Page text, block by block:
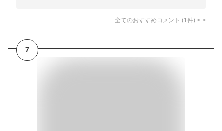
全てのおすすめコメント (1 件) >
7